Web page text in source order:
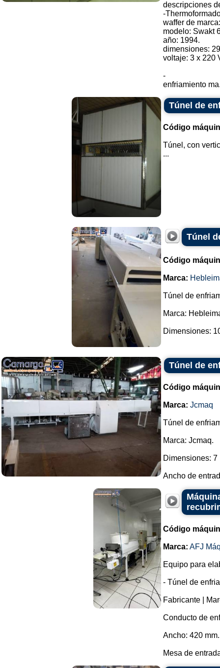
descripciones
-
waffer de
modelo: Swakt
año: 1994.
dimensiones:
voltaje: 3 x 220
-
enfriamiento
Túnel de
Código
Túnel, con
...
Túnel
Código
Marca:
Túnel de
Marca:
Dimensiones:
Túnel de
Código
Marca: Jcmaq
Túnel de
Marca: Jcmaq.
Dimensiones: 7
Ancho de
Código
Marca: AFJ
Equipo para
- Túnel de
Fabricante |
Conducto de
Ancho: 420 mm.
Mesa de